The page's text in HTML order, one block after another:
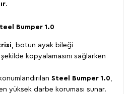
.
Bumper 1.0
, botun ayak bileği
kopyalamasını sağlarken
Steel Bumper 1.0,
yüksek darbe koruması sunar.